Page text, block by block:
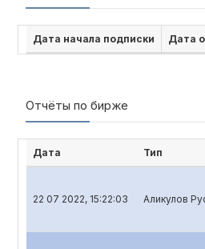
Дата начала подписки Дата
Отчёты по бирже
Дата Тип
22 07 2022, 15:22:03 Аликулов